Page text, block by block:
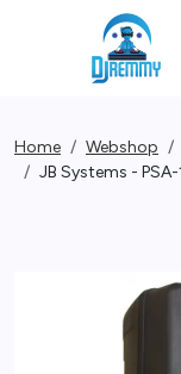
Home Webshop
JB Systems -